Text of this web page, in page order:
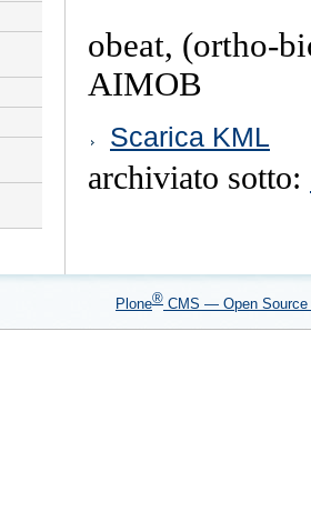
obeat, (ortho-
AIMOB
sul
documento
Scarica KML
archiviato sotto:
Plone® CMS — Open Source